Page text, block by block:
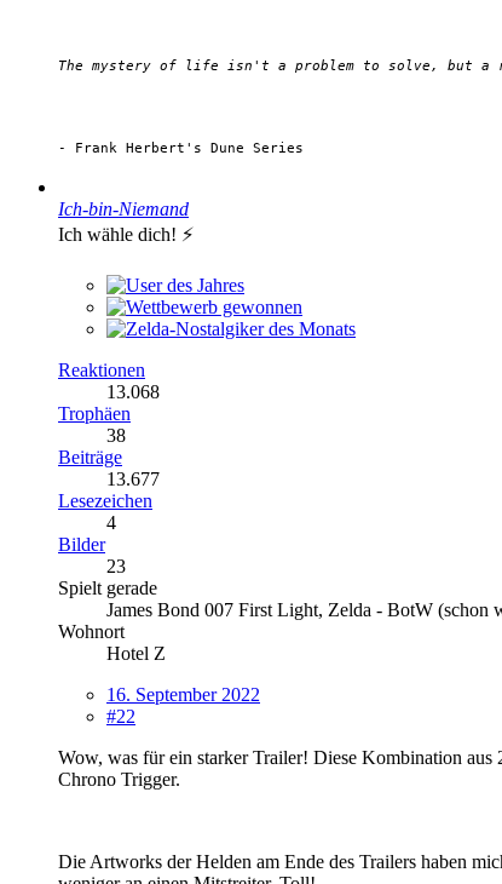
The mystery of life isn't a problem to solve, but a
- Frank Herbert's Dune Series
Ich-bin-Niemand
Ich wähle dich! ⚡️
Reaktionen
13.068
Trophäen
38
Beiträge
13.677
Lesezeichen
4
Bilder
23
Spielt gerade
James Bond 007 First Light, Zelda - BotW (schon
Wohnort
Hotel Z
16. September 2022
#22
Wow, was für ein starker Trailer! Diese Kombination
Chrono Trigger.
Die Artworks der Helden am Ende des Trailers haben